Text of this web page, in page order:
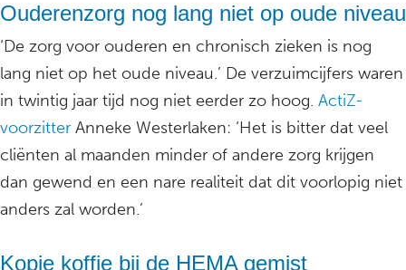
Ouderenzorg nog lang niet op oude niveau
‘De zorg voor ouderen en chronisch zieken is nog
lang niet op het oude niveau.’ De verzuimcijfers waren
in twintig jaar tijd nog niet eerder zo hoog. ActiZ-
voorzitter Anneke Westerlaken: ‘Het is bitter dat veel
cliënten al maanden minder of andere zorg krijgen
dan gewend en een nare realiteit dat dit voorlopig niet
anders zal worden.’
Kopje koffie bij de HEMA gemist